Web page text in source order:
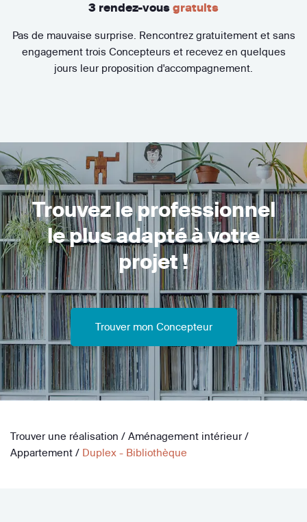
3 rendez-vous gratuits
Pas de mauvaise surprise. Rencontrez gratuitement et sans
engagement trois Concepteurs et recevez en quelques
jours leur proposition d'accompagnement.
Trouvez le professionnel
le plus adapté à votre
projet !
Trouver mon Concepteur
Trouver une réalisation / Aménagement intérieur /
Appartement / Duplex - Bibliothèque